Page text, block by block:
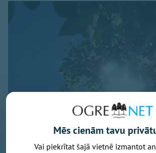
Mēs cienām tavu
Vai piekrītat šajā vietnē izmantot